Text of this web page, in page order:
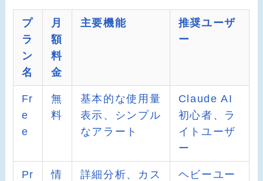
プ
ラ
ン
名
月
額
料
金
主要機能
推奨ユーザ
ー
Fr
e
e
無
料
基本的な使用量
表示、シンプル
なアラート
Claude AI
初心者、ラ
イトユーザ
ー
Pr
情
詳細分析、カス
ヘビーユー